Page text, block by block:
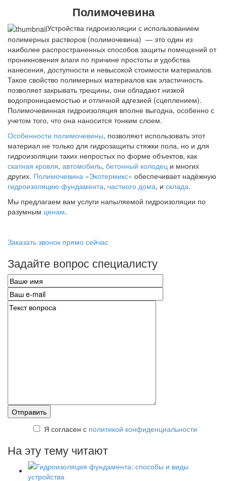
Полимочевина
Устройства гидроизоляции с использованием
полимерных растворов (полимочевина) — это один из
наиболее распространенных способов защиты помещений от
проникновения влаги по причине простоты и удобства
нанесения, доступности и невысокой стоимости материалов.
Такое свойство полимерных материалов как эластичность
позволяет закрывать трещины, они обладают низкой
водопроницаемостью и отличной адгезией (сцеплением).
Полимочевинная гидроизоляция вполне выгодна, особенно с
учетом того, что она наносится тонким слоем.
Особенности полимочевины, позволяют использовать этот
материал не только для гидрозащиты стяжки пола, но и для
гидроизоляции таких непростых по форме объектов, как
скатная кровля, автомобиль, бетонный колодец и многих
других. Полимочевина «Экотермикс» обеспечивает надёжную
гидроизоляцию фундамента, частного дома, и склада.
Мы предлагаем вам услуги напыляемой гидроизоляции по
разумным ценам.
Заказать звонок прямо сейчас
Задайте вопрос специалисту
Я согласен с политикой конфиденциальности
На эту тему читают